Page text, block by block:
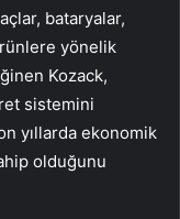
bataryalar,
yönelik
Kozack,
sistemini
yıllarda ekonomik
olduğunu